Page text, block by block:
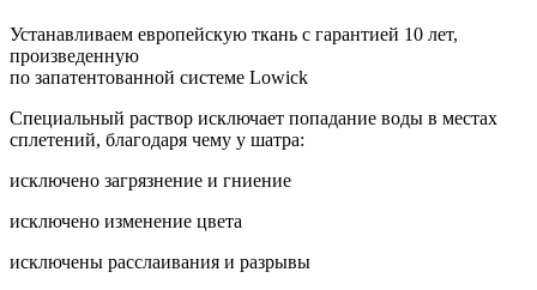
Устанавливаем европейскую ткань с гарантией 10 лет,
произведенную
по запатентованной системе Lowick
Специальный раствор исключает попадание воды в местах
сплетений, благодаря чему у шатра:
исключено загрязнение и гниение
исключено изменение цвета
исключены расслаивания и разрывы